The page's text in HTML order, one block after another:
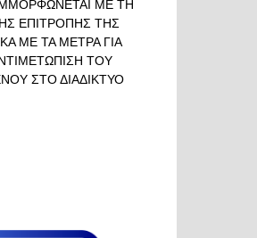
ΜΕ ΤΗ
ΕΠΙΤΡΟΠΗΣ ΤΗΣ
ΜΕ ΤΑ ΜΕΤΡΑ ΓΙΑ
ΤΟΥ
ΣΤΟ ΔΙΑΔΙΚΤΥΟ